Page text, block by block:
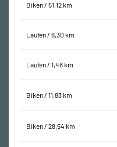
Biken / 51,12 km
Laufen / 6,30 km
Laufen / 1,48 km
Biken / 11,83 km
Biken / 28,54 km